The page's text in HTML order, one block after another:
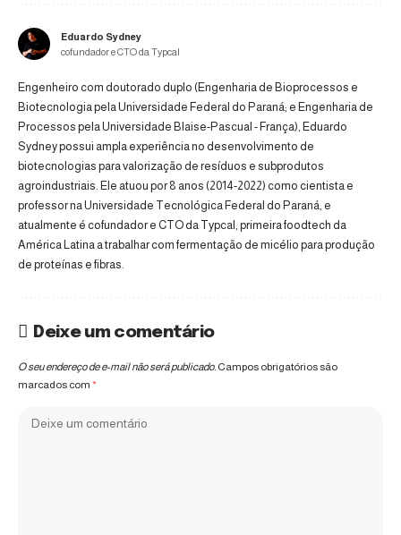
Eduardo Sydney
cofundador e CTO da Typcal
Engenheiro com doutorado duplo (Engenharia de Bioprocessos e
Biotecnologia pela Universidade Federal do Paraná; e Engenharia de
Processos pela Universidade Blaise-Pascual - França), Eduardo
Sydney possui ampla experiência no desenvolvimento de
biotecnologias para valorização de resíduos e subprodutos
agroindustriais. Ele atuou por 8 anos (2014-2022) como cientista e
professor na Universidade Tecnológica Federal do Paraná, e
atualmente é cofundador e CTO da Typcal, primeira foodtech da
América Latina a trabalhar com fermentação de micélio para produção
de proteínas e fibras.
Deixe um comentário
O seu endereço de e-mail não será publicado. Campos obrigatórios são
marcados com *